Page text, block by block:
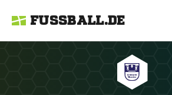
FUSSBALL.DE